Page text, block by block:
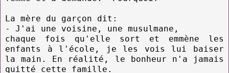
La mère du garçon dit:
- J'ai une voisine, une musulmane,
chaque fois qu'elle sort et emmène les
enfants à l'école, je les vois lui baiser
la main. En réalité, le bonheur n'a jamais
quitté cette famille.